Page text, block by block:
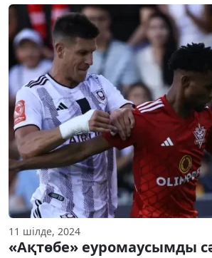
11 шілде, 2024
«Ақтөбе» еуромаусымды